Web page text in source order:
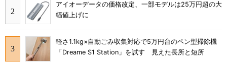
アイオーデータの価格改定、一部モデルは25万円超の大
幅値上げに
軽さ1.1kg×自動ごみ収集対応で5万円台のペン型掃除機
「Dreame S1 Station」を試す 見えた長所と短所